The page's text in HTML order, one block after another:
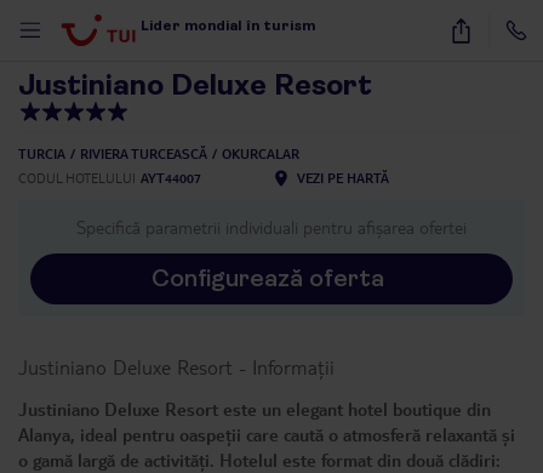
Lider mondial în turism 41
Justiniano Deluxe Resort
TURCIA RIVIERA TURCEASCĂ
OKURCALAR
CODUL HOTELULUI AYT44007 VEZI PE HARTĂ
Specifică parametrii individuali pentru afișarea ofertei
Configurează oferta
Justiniano Deluxe Resort - Informații
Justiniano Deluxe Resort este un elegant hotel boutique din
Alanya, ideal pentru oaspeții care caută o atmosferă relaxantă și
o gamă largă de activități. Hotelul este format din două clădiri: